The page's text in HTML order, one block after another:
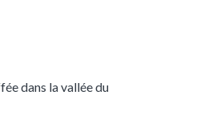
dans la vallée du